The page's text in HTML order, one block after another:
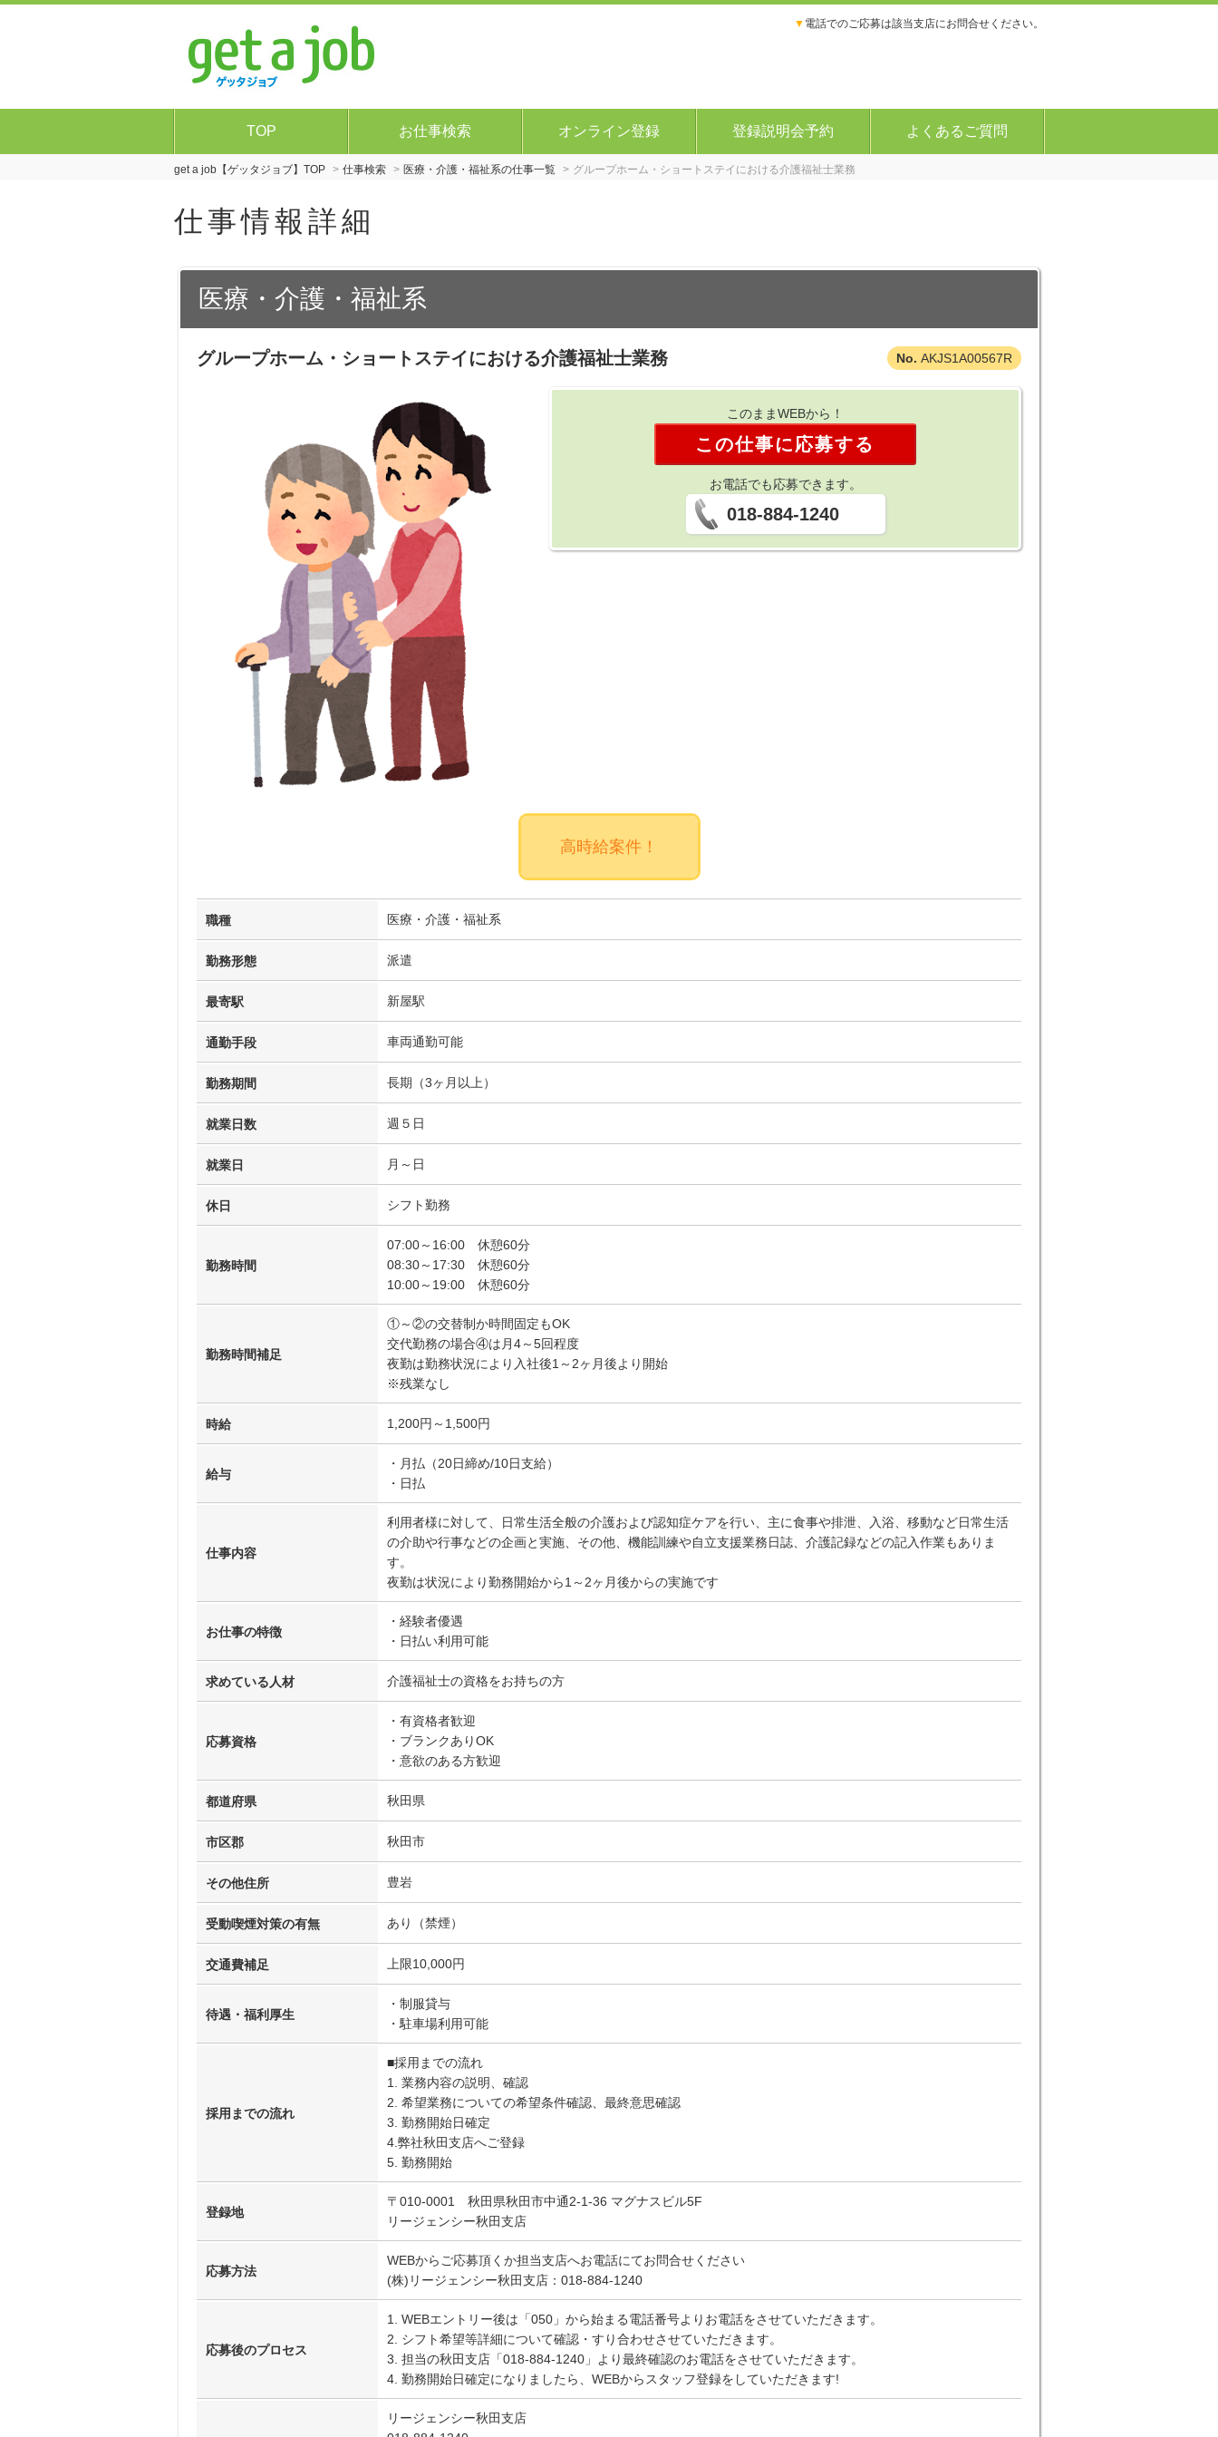
▼ 電話でのご応募は該当支店にお問合せください。
TOP お仕事検索 オンライン登録 登録説明会予約 よくあるご質問
get a job【ゲッタジョブ】TOP 仕事検索 医療・介護・福祉系の仕事一覧 グループホーム・ショートステイにおける介護福祉士業務
仕事情報詳細
医療・介護・福祉系
AKJS1A00567R
グループホーム・ショートステイにおける介護福祉士業務
このままWEBから！
この仕事に応募する
お電話でも応募できます。
018-884-1240
高時給案件！
職種 医療・介護・福祉系
勤務形態 派遣
最寄駅 新屋駅
通勤手段 車両通勤可能
勤務期間 長期（3ヶ月以上）
就業日数 週５日
就業日 月～日
休日 シフト勤務
勤務時間
07:00～16:00 休憩60分
08:30～17:30 休憩60分
10:00～19:00 休憩60分
勤務時間補足
①～②の交替制か時間固定もOK
交代勤務の場合④は月4～5回程度
夜勤は勤務状況により入社後1～2ヶ月後より開始
※残業なし
時給 1,200円～1,500円
給与
・月払（20日締め/10日支給）
・日払
仕事内容
利用者様に対して、日常生活全般の介護および認知症ケアを行い、主に食事や排泄、入浴、移動など日常生活
の介助や行事などの企画と実施、その他、機能訓練や自立支援業務日誌、介護記録などの記入作業もありま
す。
夜勤は状況により勤務開始から1～2ヶ月後からの実施です
お仕事の特徴
・経験者優遇
・日払い利用可能
求めている人材 介護福祉士の資格をお持ちの方
応募資格
・有資格者歓迎
・ブランクありOK
・意欲のある方歓迎
都道府県 秋田県
市区郡 秋田市
その他住所 豊岩
受動喫煙対策の有無 あり（禁煙）
交通費補足 上限10,000円
待遇・福利厚生
・制服貸与
・駐車場利用可能
採用までの流れ
■採用までの流れ
1. 業務内容の説明、確認
2. 希望業務についての希望条件確認、最終意思確認
3. 勤務開始日確定
4.弊社秋田支店へご登録
5. 勤務開始
登録地
〒010-0001 秋田県秋田市中通2-1-36 マグナスビル5F
リージェンシー秋田支店
応募方法
WEBからご応募頂くか担当支店へお電話にてお問合せください
(株)リージェンシー秋田支店：018-884-1240
応募後のプロセス
1. WEBエントリー後は「050」から始まる電話番号よりお電話をさせていただきます。
2. シフト希望等詳細について確認・すり合わせさせていただきます。
3. 担当の秋田支店「018-884-1240」より最終確認のお電話をさせていただきます。
4. 勤務開始日確定になりましたら、WEBからスタッフ登録をしていただきます!
リージェンシー秋田支店